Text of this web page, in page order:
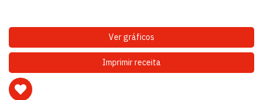
Ver gráficos
Imprimir receita